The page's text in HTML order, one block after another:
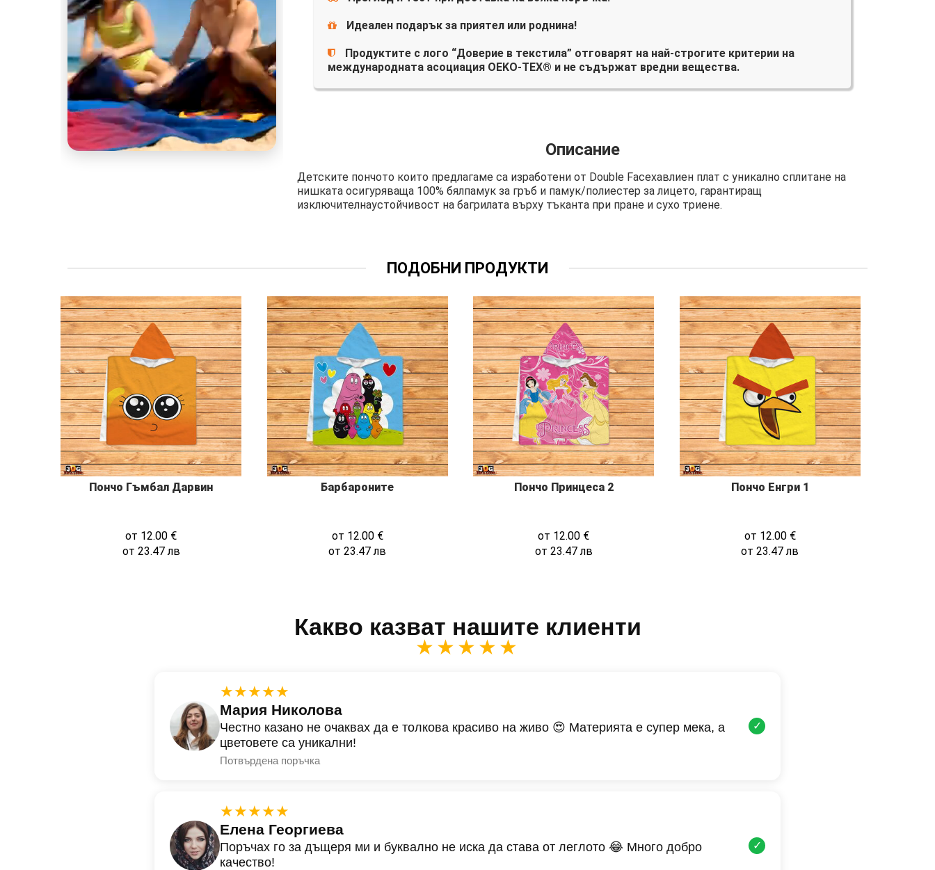
Идеален подарък за приятел или роднина!
Продуктите с лого “Доверие в текстила” отговарят на най-строгите критерии на
международната асоциация OEKO-TEX® и не съдържат вредни вещества.
Описание
Детските пончото които предлагаме са изработени от Double Faceхавлиен плат с уникално сплитане на
нишката осигуряваща 100% бялпамук за гръб и памук/полиестер за лицето, гарантиращ
изключителнаустойчивост на багрилата върху тъканта при пране и сухо триене.
ПОДОБНИ ПРОДУКТИ
Пончо Гъмбал Дарвин
от 12.00 €
от 23.47лв
Барбароните
от 12.00 €
от23.47лв
Пончо Принцеса 2
от 12.00 €
от 23.47лв
Пончо Енгри 1
от 12.00 €
от23.47лв
Какво казват нашите клиенти
★★★★★
★★★★★
Мария Николова
Честно казано не очаквах да е толкова красиво на живо 😍 Материята е супер мека, а
цветовете са уникални!
Потвърдена поръчка
✓
★★★★★
Елена Георгиева
Поръчах го за дъщеря ми и буквално не иска да става от леглото 😂 Много добро
качество!
✓